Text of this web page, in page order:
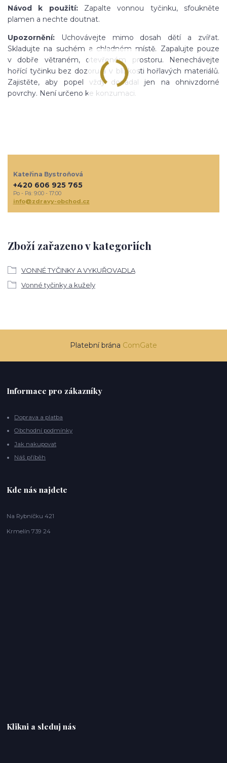
Návod k použití:Zapalte vonnou tyčinku, sfoukněte
plamen a nechte doutnat.
Upozornění: Uchovávejte mimo dosah dětí a zvířat.
Skladujte na suchém a chladném místě. Zapalujte pouze
v dobře větraném, otevřeném prostoru. Nenechávejte
hořící tyčinku bez dozoru a v blízkosti hořlavých materiálů.
Zajistěte, aby popel vždy dopadal jen na ohnivzdorné
povrchy. Není určeno ke konzumaci.
Zboží zařazeno v kategoriích
VONNÉ TYČINKY A VYKUŘOVADLA
Vonné tyčinky a kužely
Kateřina Bystroňová
+420 606 925 765
Po - Pá: 9:00 - 17:00
info@zdravy-obchod.cz
Platební brána ComGate
Informace pro zákazníky
Doprava a platba
Obchodní podmínky
Jak nakupovat
Náš příběh
Kde nás najdete
Na Rybníčku 421
Krmelín 739 24
Klikni a sleduj nás